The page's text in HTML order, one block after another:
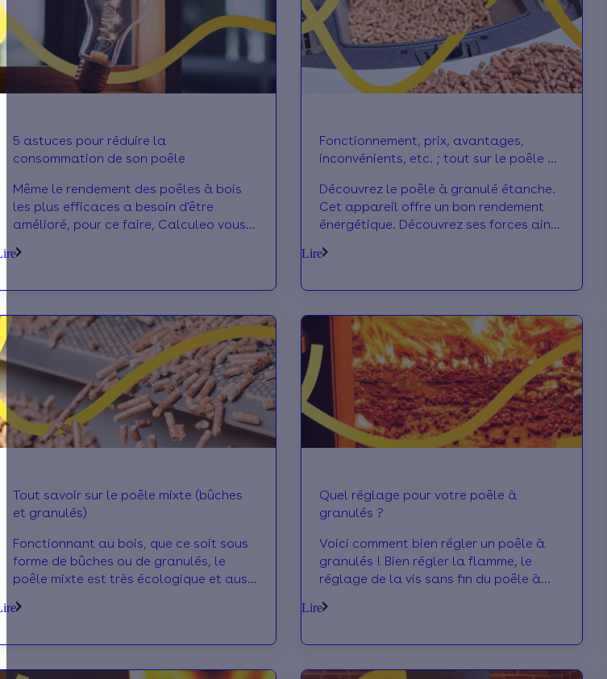
5 astuces pour réduire la
consommation de son poêle
Même le rendement des poêles à bois
les plus efficaces a besoin d'être
amélioré, pour ce faire, Calculeo vous
Fonctionnement, prix, avantages,
inconvénients, etc. ; tout sur le poêle à
Découvrez le poêle à granulé étanche.
Cet appareil offre un bon rendement
énergétique. Découvrez ses forces ainsi
Lire
Tout savoir sur le poêle mixte (bûches
et granulés)
Fonctionnant au bois, que ce soit sous
forme de bûches ou de granulés, le
poêle mixte est très écologique et aussi
d’achat est certes plus élevé que celui
mais il est éligibles à plusieurs aides
écologiques. Zoom
Quel réglage pour votre poêle à
granulés ?
Voici comment bien régler un poêle à
granulés ! Bien régler la flamme, le
réglage de la vis sans fin du poêle à
nous !
Lire